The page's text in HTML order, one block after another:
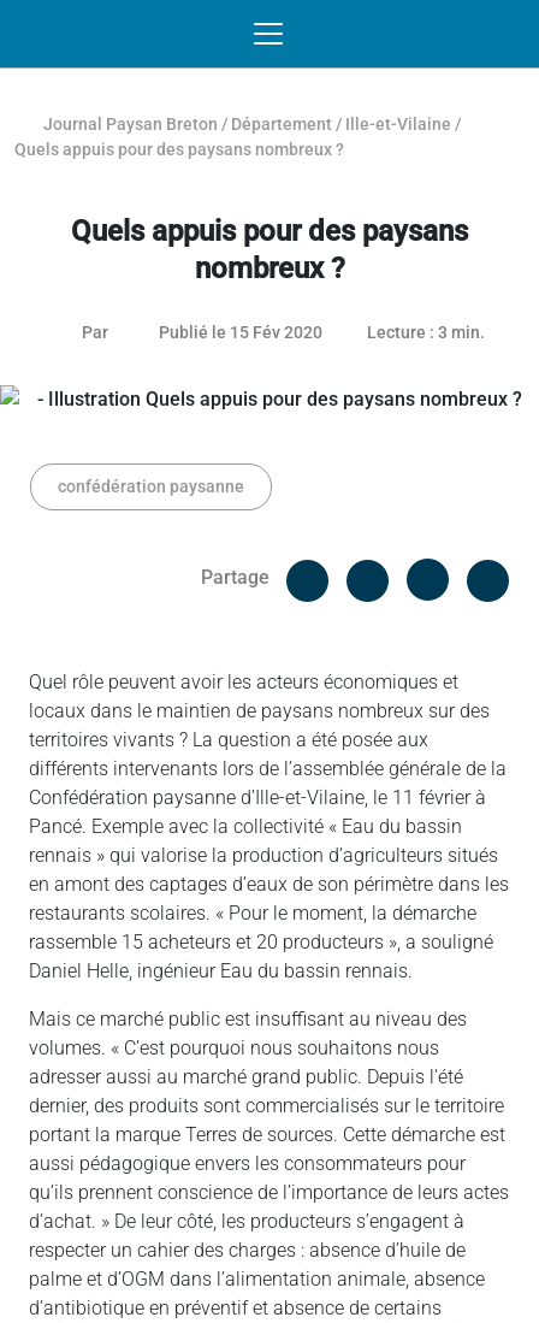
Journal Paysan Breton / Département / Ille-et-Vilaine /
Quels appuis pour des paysans nombreux ?
Quels appuis pour des paysans
nombreux ?
Par Publié le 15 Fév 202026 janvier 2021
Lecture : 3 min.
confédération paysanne
Partage
Facebook
Quel rôle peuvent avoir les acteurs économiques et
locaux dans le maintien de paysans nombreux sur des
territoires vivants ? La question a été posée aux
différents intervenants lors de l’assemblée générale de la
Confédération paysanne d’Ille-et-Vilaine, le 11 février à
Pancé. Exemple avec la collectivité « Eau du bassin
rennais » qui valorise la production d’agriculteurs situés
en amont des captages d’eaux de son périmètre dans les
restaurants scolaires. « Pour le moment, la démarche
rassemble 15 acheteurs et 20 producteurs », a souligné
Daniel Helle, ingénieur Eau du bassin rennais.
Mais ce marché public est insuffisant au niveau des
volumes. « C’est pourquoi nous souhaitons nous
adresser aussi au marché grand public. Depuis l’été
dernier, des produits sont commercialisés sur le territoire
portant la marque Terres de sources. Cette démarche est
aussi pédagogique envers les consommateurs pour
qu’ils prennent conscience de l’importance de leurs actes
d’achat. » De leur côté, les producteurs s’engagent à
respecter un cahier des charges : absence d’huile de
palme et d’OGM dans l’alimentation animale, absence
d’antibiotique en préventif et absence de certains